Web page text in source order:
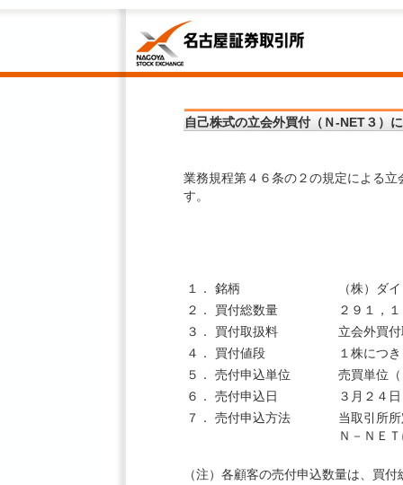
自己株式の立会外買付（Ｎ-NET３）
業務規程第４６条の２の規定による
す。
１． 銘柄
（株）ダ
２．
買付総数量
２９１，
３．
買付取扱料
立会外買
４．
買付値段
１株につ
５．
売付申込単位
売買単位
６．
売付申込日
３月２４
７．
売付申込方法
当取引所
Ｎ－ＮＥ
（注）各顧客の売付申込数量は、買